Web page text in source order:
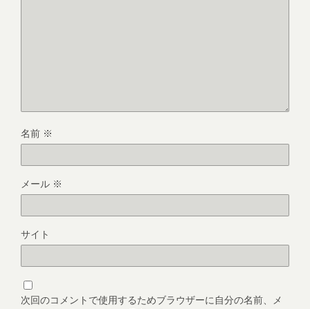
名前 ※
メール ※
サイト
次回のコメントで使用するためブラウザーに自分の名前、メ